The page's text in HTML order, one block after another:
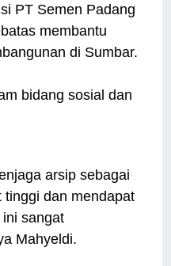
PT Semen Padang
membantu
di Sumbar.
bidang sosial dan
arsip sebagai
dan mendapat
sangat
Mahyeldi.